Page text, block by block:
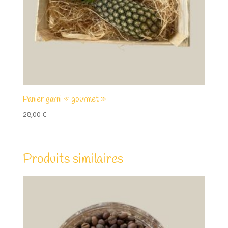
Panier garni « gourmet »
28,00 €
Produits similaires